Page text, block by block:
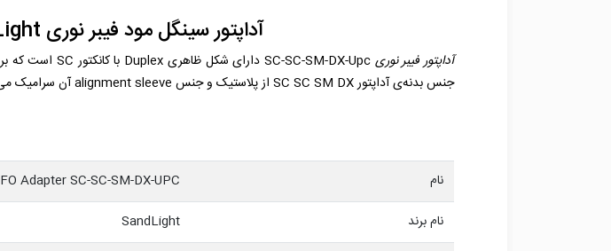
آداپتور سینگل مود فیبر نوری SC SC SM DX Upc SandLight
آداپتور فیبر نوری
جنس بدنه‌ی آداپتور SC SC SM DX از پلاستیک و جنس alignment sleeve آن سرامیک می‌باشد. این آداپتور قابل استفاده مجدد است و می‌توان آن را تا 1000 بار استفاده کرد.
نام
FO Adapter SC-SC-SM-DX-UPC
نام برند
SandLight